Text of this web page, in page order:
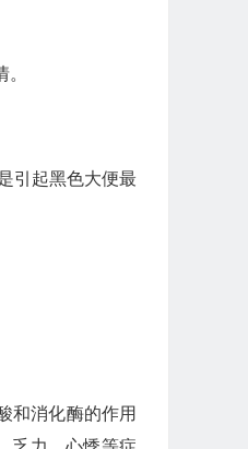
引起黑色大便最
和消化酶的作用